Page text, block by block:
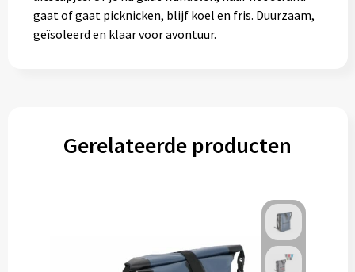
gaat of gaat picknicken, blijf koel en fris. Duurzaam,
geïsoleerd en klaar voor avontuur.
Gerelateerde producten